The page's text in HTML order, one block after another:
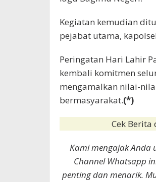
Kegiatan kemudian
pejabat utama,
Peringatan Hari Lahir
kembali komitmen
mengamalkan nilai-
bermasyarakat.(*)
Cek Berita
Kami mengajak
Channel Whatsapp
penting dan menarik.